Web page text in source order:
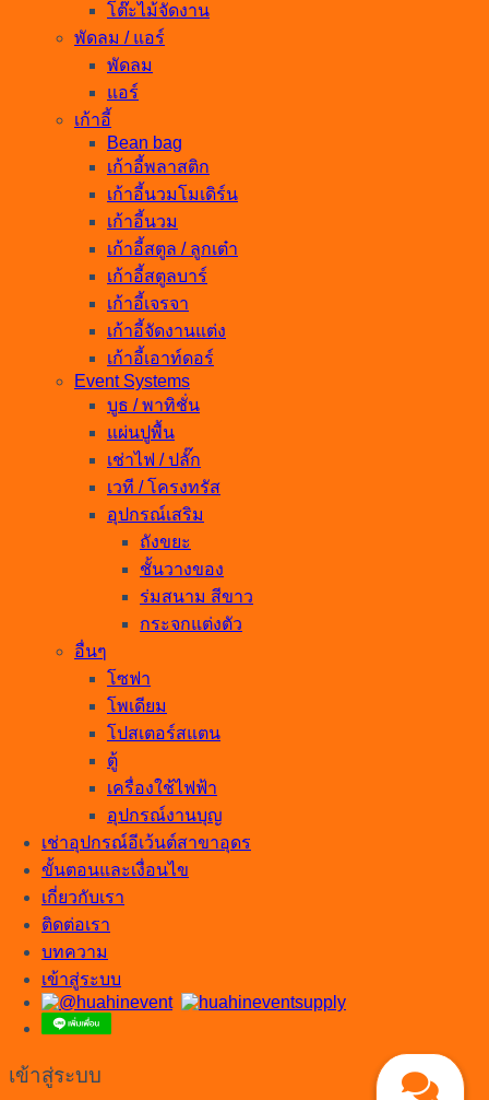
โต๊ะไม้จัดงาน
พัดลม / แอร์
พัดลม
แอร์
เก้าอี้
Bean bag
เก้าอี้พลาสติก
เก้าอี้นวมโมเดิร์น
เก้าอี้นวม
เก้าอี้สตูล / ลูกเต๋า
เก้าอี้สตูลบาร์
เก้าอี้เจรจา
เก้าอี้จัดงานแต่ง
เก้าอี้เอาท์ดอร์
Event Systems
บูธ / พาทิชั่น
แผ่นปูพื้น
เช่าไฟ / ปลั๊ก
เวที / โครงทรัส
อุปกรณ์เสริม
ถังขยะ
ชั้นวางของ
ร่มสนาม สีขาว
กระจกแต่งตัว
อื่นๆ
โซฟา
โพเดียม
โปสเตอร์สแตน
ตู้
เครื่องใช้ไฟฟ้า
อุปกรณ์งานบุญ
เช่าอุปกรณ์อีเว้นต์สาขาอุดร
ขั้นตอนและเงื่อนไข
เกี่ยวกับเรา
ติดต่อเรา
บทความ
เข้าสู่ระบบ
เข้าสู่ระบบ